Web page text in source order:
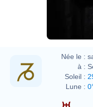
Née le :
à :
Soleil :
Lune :